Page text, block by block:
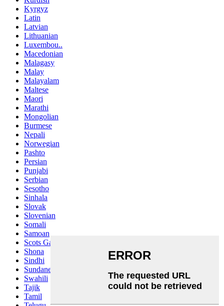
Kyrgyz
Latin
Latvian
Lithuanian
Luxembou..
Macedonian
Malagasy
Malay
Malayalam
Maltese
Maori
Marathi
Mongolian
Burmese
Nepali
Norwegian
Pashto
Persian
Punjabi
Serbian
Sesotho
Sinhala
Slovak
Slovenian
Somali
Samoan
Scots Gaelic
Shona
Sindhi
Sundanese
Swahili
Tajik
Tamil